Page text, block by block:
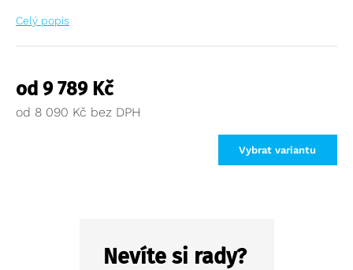
Celý popis
od 9 789 Kč
od 8 090 Kč
Vybrat variantu
Nevíte si rady?